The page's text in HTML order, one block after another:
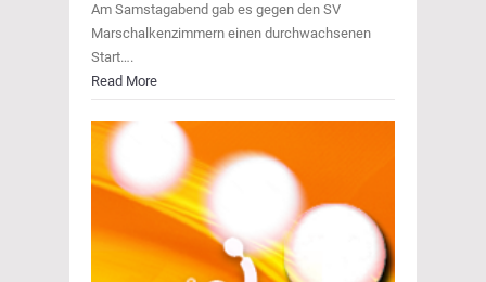
Am Samstagabend gab es gegen den SV
Marschalkenzimmern einen durchwachsenen
Start….
Read More